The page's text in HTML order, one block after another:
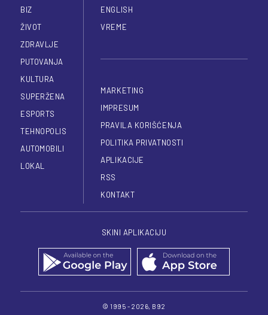
BIZ
ŽIVOT
ZDRAVLJE
PUTOVANJA
KULTURA
SUPERŽENA
ESPORTS
TEHNOPOLIS
AUTOMOBILI
LOKAL
ENGLISH
VREME
MARKETING
IMPRESUM
PRAVILA KORIŠĆENJA
POLITIKA PRIVATNOSTI
APLIKACIJE
RSS
KONTAKT
SKINI APLIKACIJU
© 1995 - 2026, B92